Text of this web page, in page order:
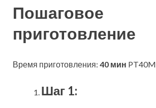
Пошаговое
приготовление
Время приготовления: 40 мин PT40M
Шаг 1: